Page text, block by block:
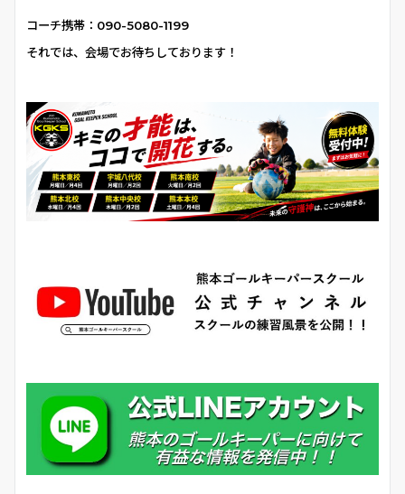
コーチ携帯：090-5080-1199
それでは、会場でお待ちしております！